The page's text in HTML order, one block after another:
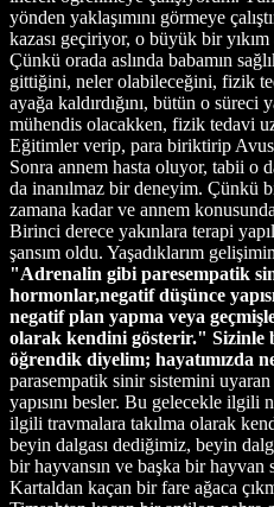
yönden yaklaşımını görmeye
kazası geçiriyor, o büyük bir
Çünkü orada aslında babamın
gittiğini, neler olabileceğini, fizik
ayağa kaldırdığını, bütün o süreci
mühendis olacakken, fizik tedavi
Eğitimler verip, para biriktirip
Sonra annem hasta oluyor, tabii o
da inanılmaz bir deneyim. Çünkü
zamana kadar ve annem
Birinci derece yakınlara terapi
şansım oldu. Yaşadıklarım
"Adrenalin gibi paresempatik
hormonlar,negatif düşünce
negatif plan yapma veya
olarak kendini gösterir." Sizinle
öğrendik diyelim; hayatımızda
parasempatik sinir sistemini
yapısını besler. Bu gelecekle
ilgili travmalara takılma olarak
beyin dalgası dediğimiz, beyin
bir hayvansın ve başka bir hayvan
Kartaldan kaçan bir fare ağaca